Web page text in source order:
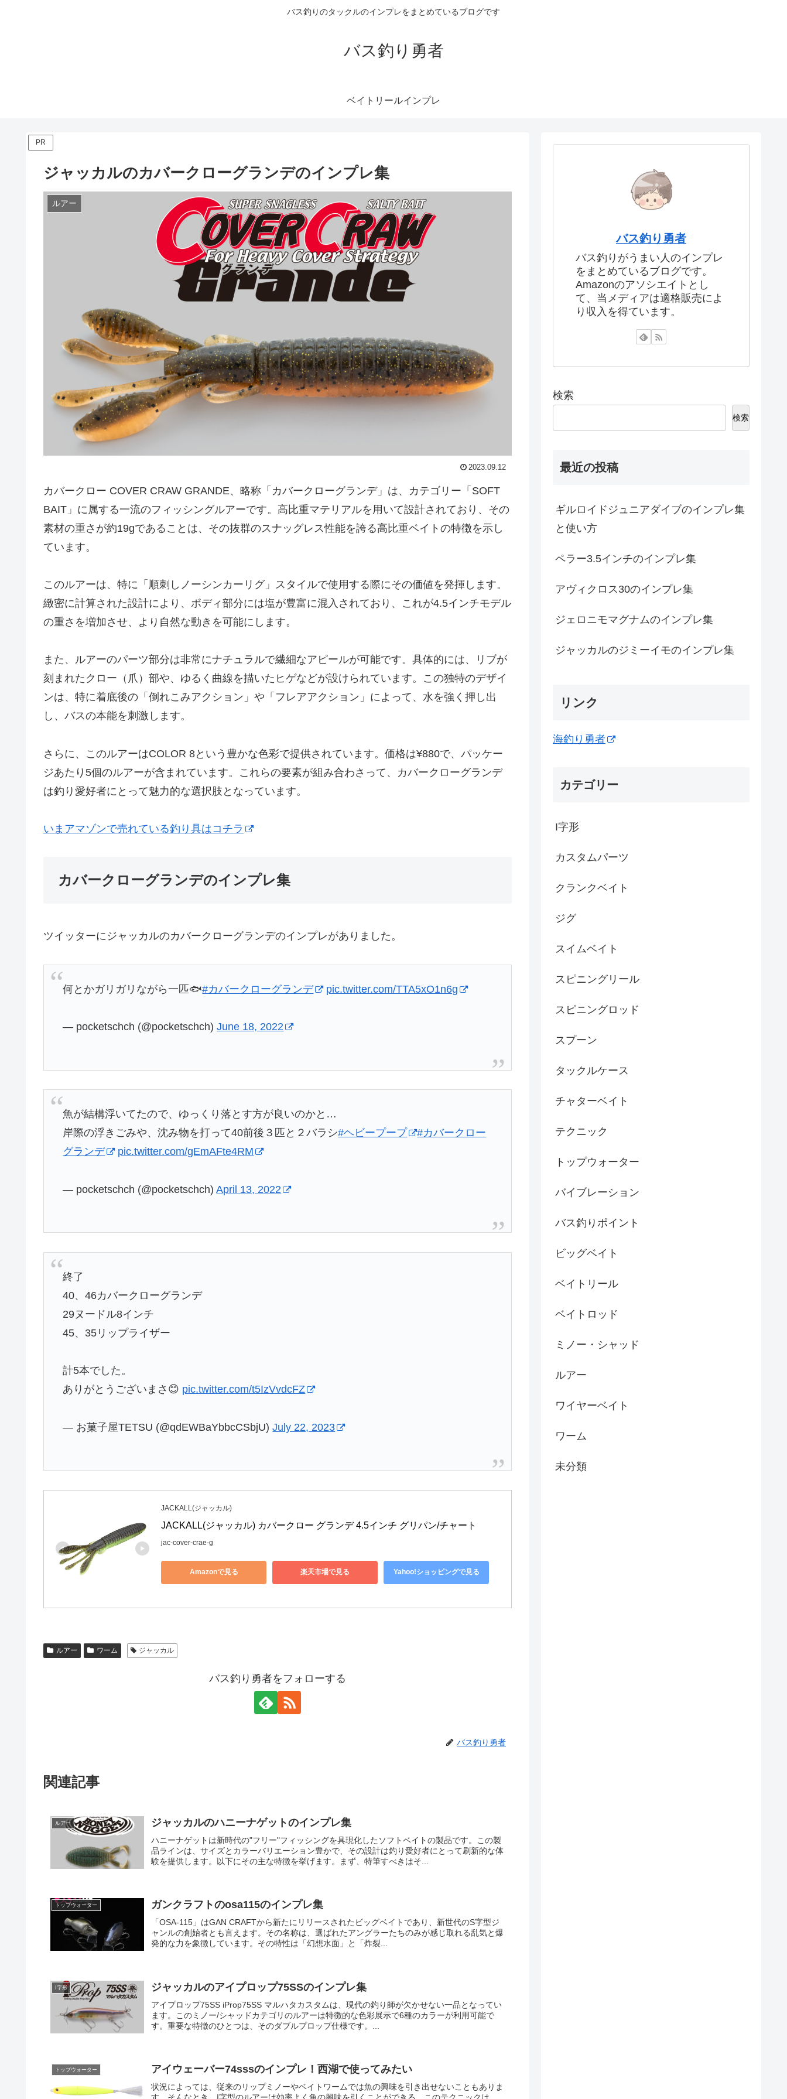
バス釣りのタックルのインプレをまとめているブログです
バス釣り勇者
ベイトリールインプレ
PR
ジャッカルのカバークローグランデのインプレ集
ルアー
2023.09.12
カバークロー COVER CRAW GRANDE、略称「カバークローグランデ」は、カテゴリー「SOFT
BAIT」に属する一流のフィッシングルアーです。高比重マテリアルを用いて設計されており、その
素材の重さが約19gであることは、その抜群のスナッグレス性能を誇る高比重ベイトの特徴を示し
ています。
このルアーは、特に「順刺しノーシンカーリグ」スタイルで使用する際にその価値を発揮します。
緻密に計算された設計により、ボディ部分には塩が豊富に混入されており、これが4.5インチモデル
の重さを増加させ、より自然な動きを可能にします。
また、ルアーのパーツ部分は非常にナチュラルで繊細なアピールが可能です。具体的には、リブが
刻まれたクロー（爪）部や、ゆるく曲線を描いたヒゲなどが設けられています。この独特のデザイ
ンは、特に着底後の「倒れこみアクション」や「フレアアクション」によって、水を強く押し出
し、バスの本能を刺激します。
さらに、このルアーはCOLOR 8という豊かな色彩で提供されています。価格は¥880で、パッケー
ジあたり5個のルアーが含まれています。これらの要素が組み合わさって、カバークローグランデ
は釣り愛好者にとって魅力的な選択肢となっています。
いまアマゾンで売れている釣り具はコチラ
カバークローグランデのインプレ集
ツイッターにジャッカルのカバークローグランデのインプレがありました。
何とかガリガリながら一匹🐟️#カバークローグランデ pic.twitter.com/TTA5xO1n6g
— pocketschch (@pocketschch)June 18, 2022
魚が結構浮いてたので、ゆっくり落とす方が良いのかと…
岸際の浮きごみや、沈み物を打って40前後３匹と２バラシ#ヘビープープ
#カバークロー
グランデ
pic.twitter.com/gEmAFte4RM
— pocketschch (@pocketschch)April 13, 2022
終了
40、46カバークローグランデ
29ヌードル8インチ
45、35リップライザー
計5本でした。
ありがとうございまさ😊 pic.twitter.com/t5IzVvdcFZ
— お菓子屋TETSU (@qdEWBaYbbcCSbjU)July 22, 2023
JACKALL(ジャッカル)
JACKALL(ジャッカル) カバークロー グランデ 4.5インチ グリパン/チャート
jac-cover-crae-g
Amazonで見る 楽天市場で見る Yahoo!ショッピングで見る
ルアー ワーム ジャッカル
バス釣り勇者をフォローする
バス釣り勇者
関連記事
ルアー ジャッカルのハニーナゲットのインプレ集
ハニーナゲットは新時代の"フリー"フィッシングを具現化したソフトベイトの製品です。この製
品ラインは、サイズとカラーバリエーション豊かで、その設計は釣り愛好者にとって刷新的な体
験を提供します。以下にその主な特徴を挙げます。まず、特筆すべきはそ...
トップウォーター ガンクラフトのosa115のインプレ集
「OSA-115」はGAN CRAFTから新たにリリースされたビッグベイトであり、新世代のS字型ジ
ャンルの創始者とも言えます。その名称は、選ばれたアングラーたちのみが感じ取れる乱気と爆
発的な力を象徴しています。その特性は「幻想水面」と「炸裂...
I字形 ジャッカルのアイプロップ75SSのインプレ集
アイプロップ75SS iProp75SS マルハタカスタムは、現代の釣り師が欠かせない一品となってい
ます。このミノー/シャッドカテゴリのルアーは特徴的な色彩展示で6種のカラーが利用可能で
す。重要な特徴のひとつは、そのダブルプロップ仕様です。...
トップウォーター アイウェーバー74sssのインプレ！西湖で使ってみたい
状況によっては、従来のリップミノーやベイトワームでは魚の興味を引き出せないこともありま
バス釣り勇者
バス釣りがうまい人のインプレ
をまとめているブログです。
Amazonのアソシエイトとし
て、当メディアは適格販売によ
り収入を得ています。
検索
検索
最近の投稿
ギルロイドジュニアダイブのインプレ集
と使い方
ペラー3.5インチのインプレ集
アヴィクロス30のインプレ集
ジェロニモマグナムのインプレ集
ジャッカルのジミーイモのインプレ集
リンク
海釣り勇者
カテゴリー
I字形
カスタムパーツ
クランクベイト
ジグ
スイムベイト
スピニングリール
スピニングロッド
スプーン
タックルケース
チャターベイト
テクニック
トップウォーター
バイブレーション
バス釣りポイント
ビッグベイト
ベイトリール
ベイトロッド
ミノー・シャッド
ルアー
ワイヤーベイト
ワーム
未分類